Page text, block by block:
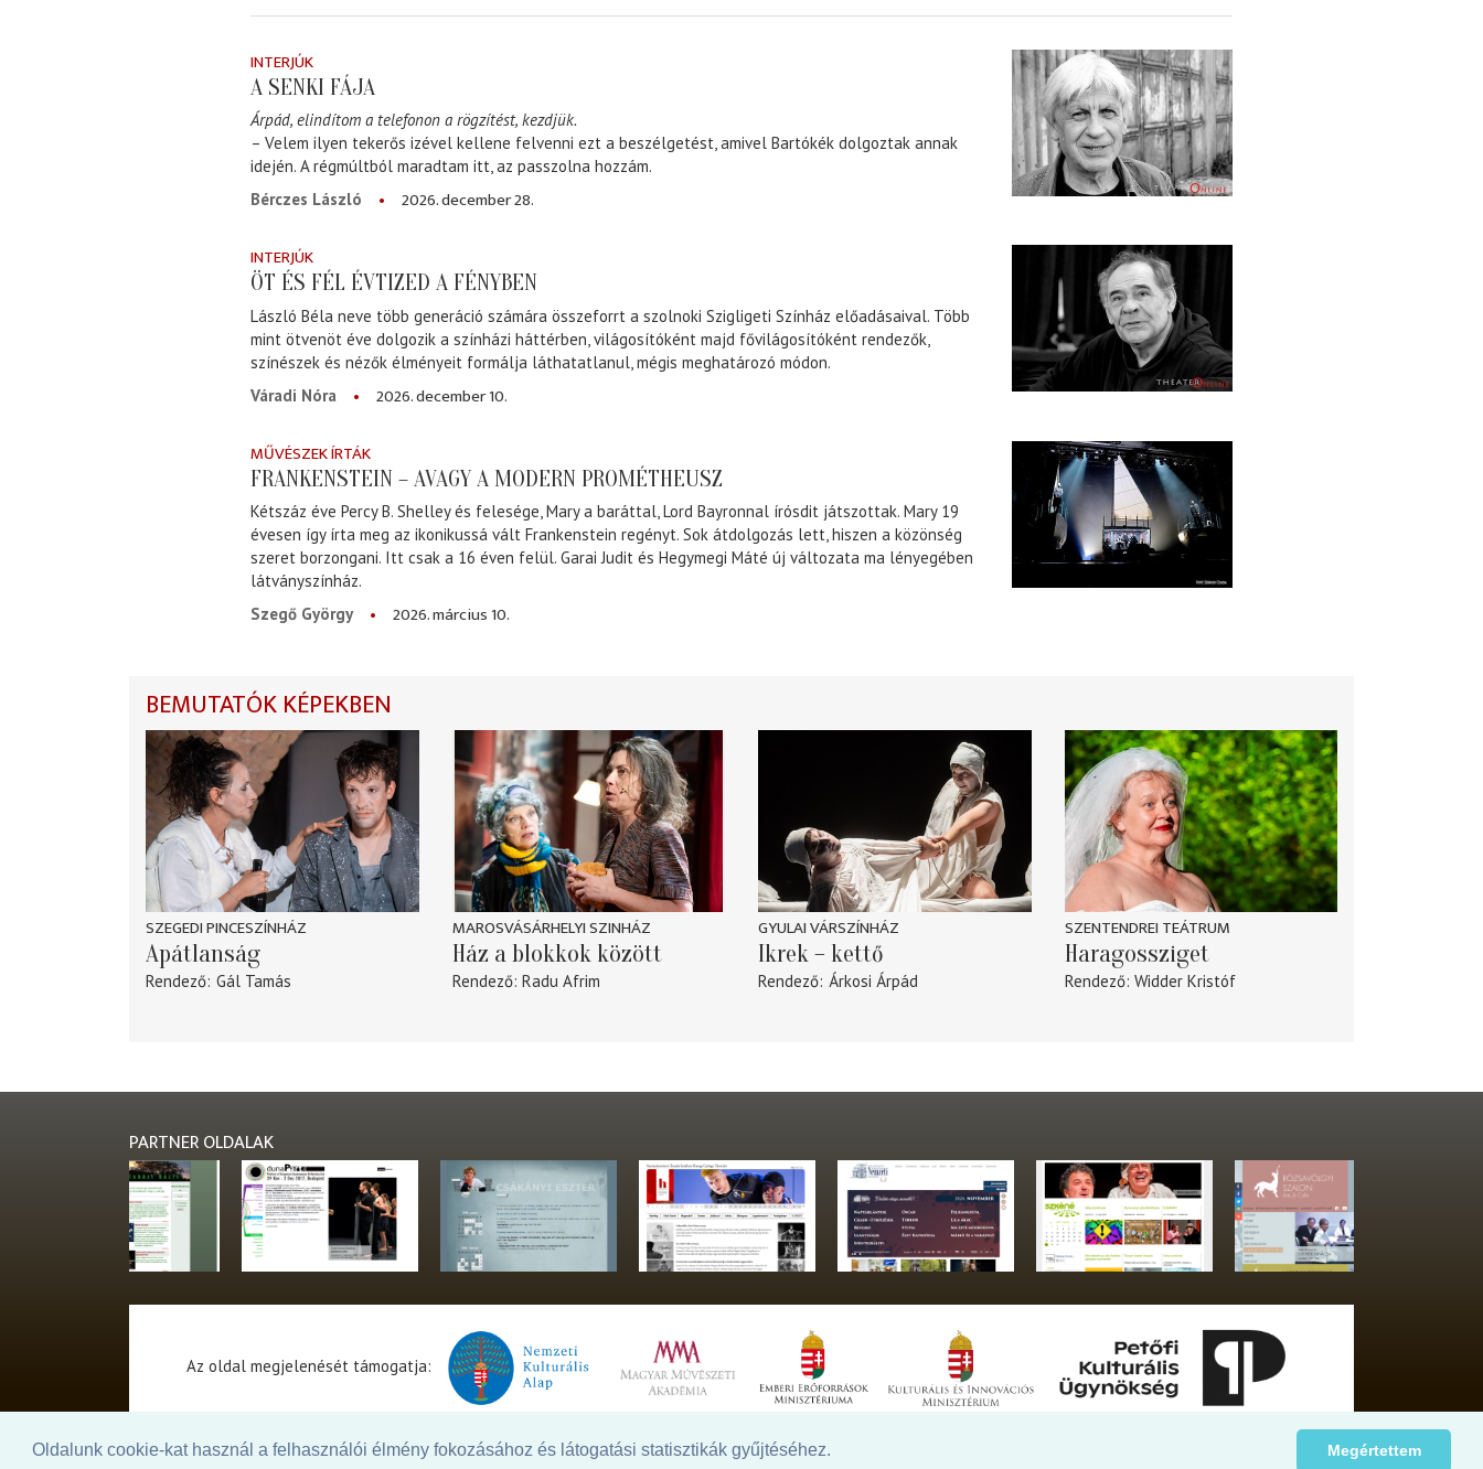
Oldalunk cookie-kat használ a felhasználói élmény fokozásához és látogatási statisztikák gyűjtéséhez. Megértettem
INTERJÚK
A SENKI FÁJA
Árpád, elindítom a telefonon a rögzítést, kezdjük.
– Velem ilyen tekerős izével kellene felvenni ezt a beszélgetést, amivel Bartókék dolgoztak annak
idején. A régmúltból maradtam itt, az passzolna hozzám.
Bérczes László
2026. december 28.
INTERJÚK
ÖT ÉS FÉL ÉVTIZED A FÉNYBEN
László Béla neve több generáció számára összeforrt a szolnoki Szigligeti Színház előadásaival. Több
mint ötvenöt éve dolgozik a színházi háttérben, világosítóként majd fővilágosítóként rendezők,
színészek és nézők élményeit formálja láthatatlanul, mégis meghatározó módon.
Váradi Nóra
2026. december 10.
MŰVÉSZEK ÍRTÁK
FRANKENSTEIN – AVAGY A MODERN PROMÉTHEUSZ
Kétszáz éve Percy B. Shelley és felesége, Mary a baráttal, Lord Bayronnal írósdit játszottak. Mary 19
évesen így írta meg az ikonikussá vált Frankenstein regényt. Sok átdolgozás lett, hiszen a közönség
szeret borzongani. Itt csak a 16 éven felül. Garai Judit és Hegymegi Máté új változata ma lényegében
látványszínház.
Szegő György
2026. március 10.
BEMUTATÓK KÉPEKBEN
SZEGEDI PINCESZÍNHÁZ
Apátlanság
Rendező Gál Tamás
MAROSVÁSÁRHELYI SZINHÁZ
Ház a blokkok között
Rendező Radu Afrim
GYULAI VÁRSZÍNHÁZ
Ikrek – kettő
Rendező Árkosi Árpád
SZENTENDREI TEÁTRUM
Haragossziget
Rendező Widder Kristóf
PARTNER OLDALAK
Az oldal megjelenését támogatja: